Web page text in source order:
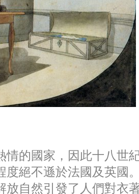
情的國家，因此十八世
度絕不遜於法國及英國
放自然引發了人們對衣